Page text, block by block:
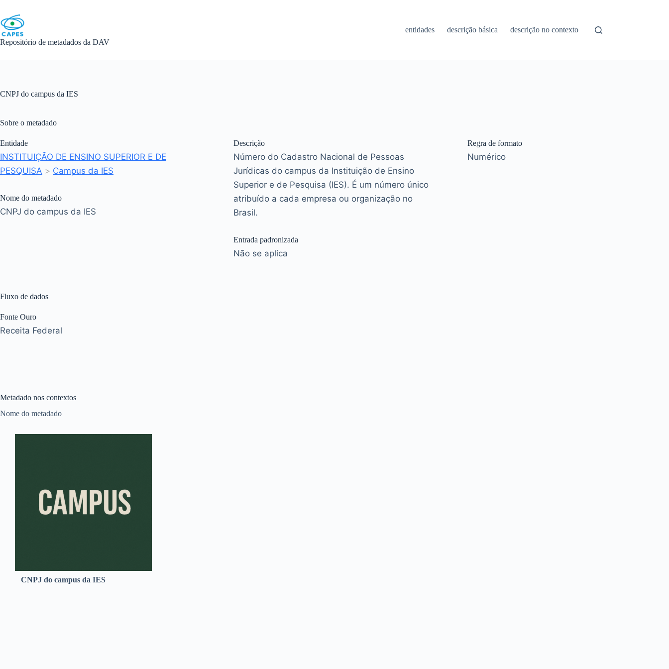
content
Repositório de metadados da DAV
entidades descrição básica descrição no contexto
CNPJ do campus da IES
Sobre o metadado
Entidade
INSTITUIÇÃO DE ENSINO SUPERIOR E DE
PESQUISA > Campus da IES
Nome do metadado
CNPJ do campus da IES
Descrição
Número do Cadastro Nacional de Pessoas
Jurídicas do campus da Instituição de Ensino
Superior e de Pesquisa (IES). É um número único
atribuído a cada empresa ou organização no
Brasil.
Entrada padronizada
Não se aplica
Regra de formato
Numérico
Fluxo de dados
Fonte Ouro
Receita Federal
Metadado nos contextos
Nome do metadado
CNPJ do campus da IES